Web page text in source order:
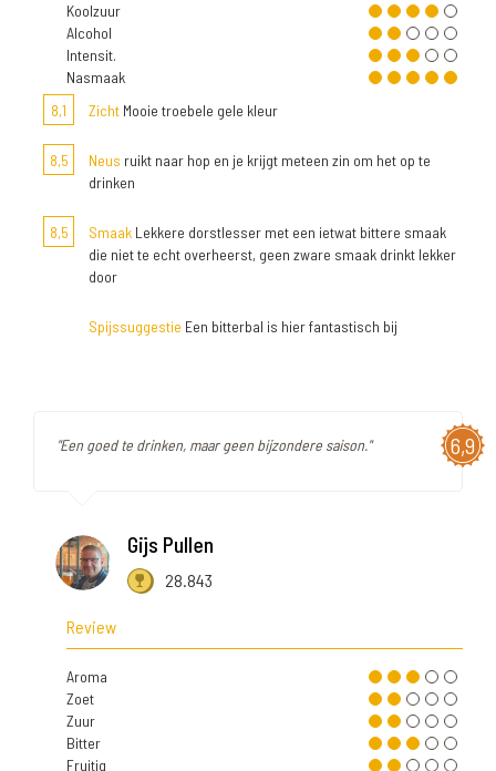
Koolzuur
Alcohol
Intensit.
Nasmaak
8,1
Zicht Mooie troebele gele kleur
8,5 Neus ruikt naar hop en je krijgt meteen zin om het op te
drinken
8,5 Smaak Lekkere dorstlesser met een ietwat bittere smaak
die niet te echt overheerst, geen zware smaak drinkt lekker
door
Spijssuggestie Een bitterbal is hier fantastisch bij
6,9
"Een goed te drinken, maar geen bijzondere saison."
Gijs Pullen
28.843
Review
Aroma
Zoet
Zuur
Bitter
Fruitig